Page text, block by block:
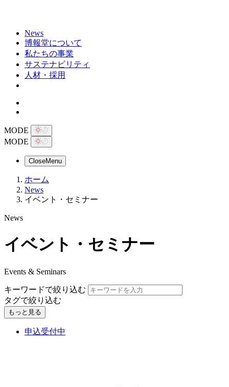
News
博報堂について
私たちの事業
サステナビリティ
人材・採用
MODE
MODE
CloseMenu
ホーム
News
イベント・セミナー
News
イベント・セミナー
Events & Seminars
キーワードで絞り込む
タグで絞り込む
もっと見る
申込受付中